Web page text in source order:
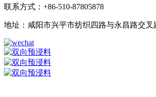
联系方式：+86-510-87805878
地址：咸阳市兴平市纺织四路与永昌路交叉